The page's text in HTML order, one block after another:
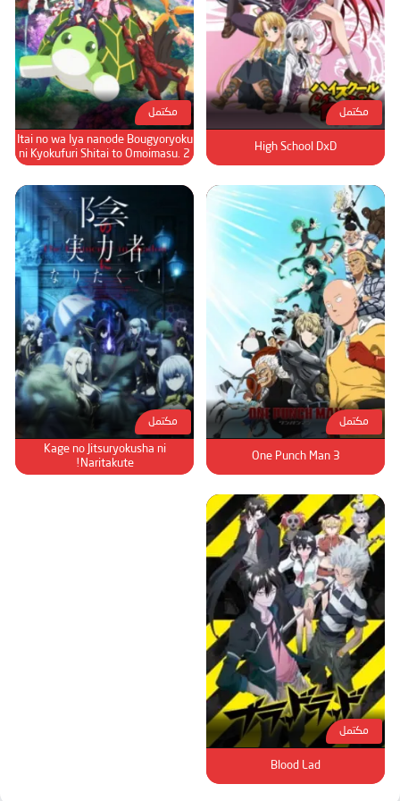
الحلقة 78
الحلقة 79
الحلقة 80
الحلقة 81
الحلقة 82
الحلقة 83
الحلقة 84
الحلقة 85
الحلقة 86
الحلقة 87
الحلقة 88
الحلقة 89
الحلقة 90
الحلقة 91
الحلقة 92
الحلقة 94
الحلقة 95
الحلقة 96
الحلقة 97
الحلقة 98
الحلقة 99
الحلقة 100
الحلقة 101
الحلقة 102
الحلقة 103
الحلقة 104
مكتمل
High School DxD
مكتمل
Itai no wa Iya nanode Bougyoryoku
ni Kyokufuri Shitai to Omoimasu. 2
مكتمل
One Punch Man 3
مكتمل
Kage no Jitsuryokusha ni
Naritakute!
مكتمل
Blood Lad